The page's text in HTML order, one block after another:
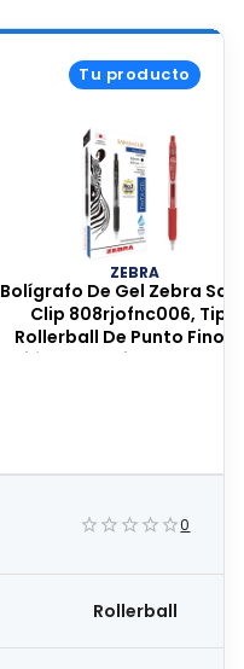
Tu producto
ZEBRA
Bolígrafo De Gel Zebra
Clip 808rjofnc006, Tipo
Rollerball De Punto Fino
Milímetros, Tinta De Gel
0
Rollerball